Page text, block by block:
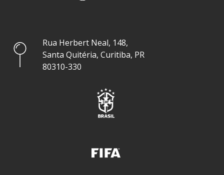
Rua Herbert Neal, 148,
Santa Quitéria, Curitiba, PR
80310-330